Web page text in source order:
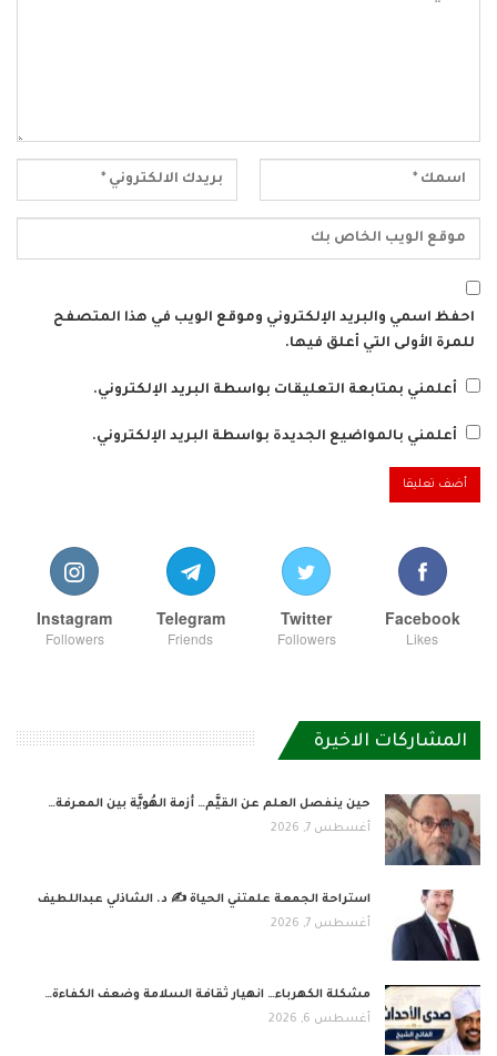
احفظ اسمي والبريد الإلكتروني وموقع الويب في هذا المتصفح
للمرة الأولى التي أعلق فيها.
أعلمني بمتابعة التعليقات بواسطة البريد الإلكتروني.
أعلمني بالمواضيع الجديدة بواسطة البريد الإلكتروني.
Facebook
Likes
Twitter
Followers
Telegram
Friends
Instagram
Followers
المشاركات الاخيرة
حين ينفصل العلم عن القيَّم… أزمة الهُويَّة بين المعرفة…
أغسطس 7, 2026
استراحة الجمعة علمتني الحياة ✍️ د. الشاذلي عبداللطيف
أغسطس 7, 2026
مشكلة الكهرباء… انهيار ثقافة السلامة وضعف الكفاءة…
أغسطس 6, 2026